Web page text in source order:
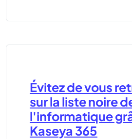
Évitez de vous
sur la liste noire
l'informatique
Kaseya 365